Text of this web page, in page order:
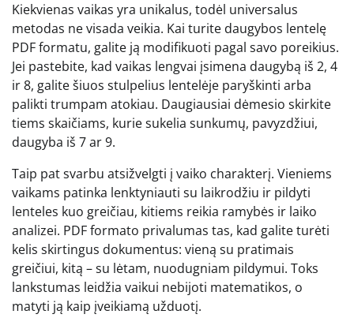
Kiekvienas vaikas yra unikalus, todėl universalus
metodas ne visada veikia. Kai turite daugybos lentelę
PDF formatu, galite ją modifikuoti pagal savo poreikius.
Jei pastebite, kad vaikas lengvai įsimena daugybą iš 2, 4
ir 8, galite šiuos stulpelius lentelėje paryškinti arba
palikti trumpam atokiau. Daugiausiai dėmesio skirkite
tiems skaičiams, kurie sukelia sunkumų, pavyzdžiui,
daugyba iš 7 ar 9.
Taip pat svarbu atsižvelgti į vaiko charakterį. Vieniems
vaikams patinka lenktyniauti su laikrodžiu ir pildyti
lenteles kuo greičiau, kitiems reikia ramybės ir laiko
analizei. PDF formato privalumas tas, kad galite turėti
kelis skirtingus dokumentus: vieną su pratimais
greičiui, kitą – su lėtam, nuodugniam pildymui. Toks
lankstumas leidžia vaikui nebijoti matematikos, o
matyti ją kaip įveikiamą užduotį.